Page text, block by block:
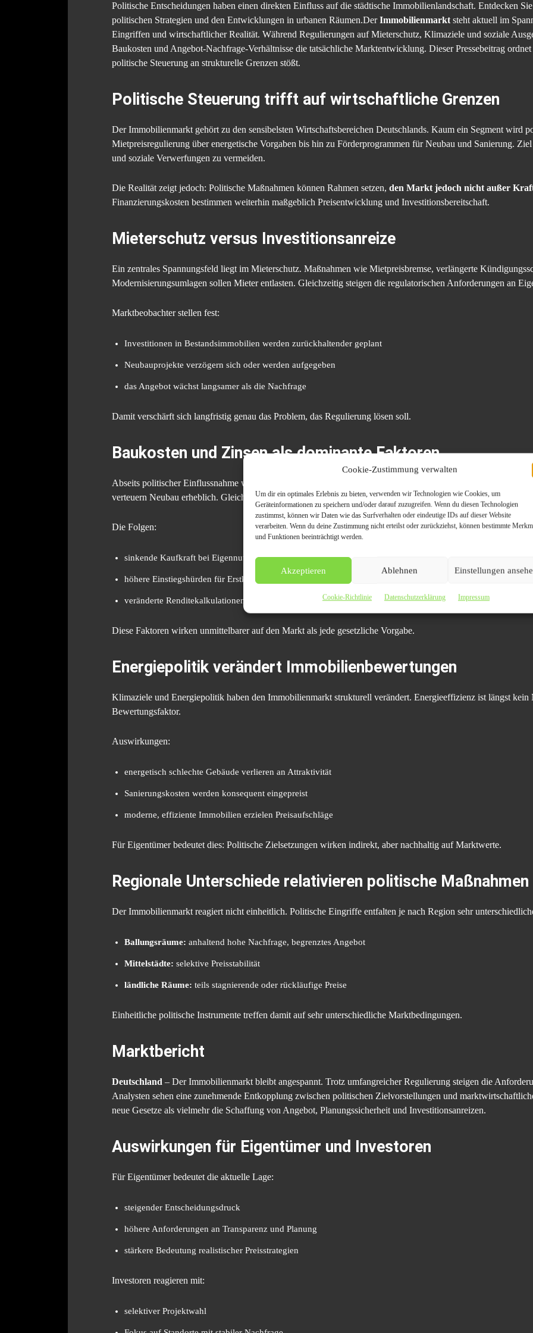
Cookie-Zustimmung verwalten
Um dir ein optimales Erlebnis zu bieten, verwenden wir Technologien wie Cookies, um
Geräteinformationen zu speichern und/oder darauf zuzugreifen. Wenn du diesen Technologien
zustimmst, können wir Daten wie das Surfverhalten oder eindeutige IDs auf dieser Website
verarbeiten. Wenn du deine Zustimmung nicht erteilst oder zurückziehst, können bestimmte
und Funktionen beeinträchtigt werden.
Akzeptieren Ablehnen Einstellungen
Cookie-Richtlinie Datenschutzerklärung Impressum
Politische Entscheidungen haben einen direkten Einfluss auf die städtische Immobilienlandschaft. Entdecken
politischen Strategien und den Entwicklungen in urbanen Räumen.DerImmobilienmarkt steht aktuell im
Eingriffen und wirtschaftlicher Realität. Während Regulierungen auf Mieterschutz, Klimaziele und soziale
Baukosten und Angebot-Nachfrage-Verhältnisse die tatsächliche Marktentwicklung. Dieser Pressebeitrag
politische Steuerung an strukturelle Grenzen stößt.
Politische Steuerung trifft auf wirtschaftliche Grenzen
Der Immobilienmarkt gehört zu den sensibelsten Wirtschaftsbereichen Deutschlands. Kaum ein Segment wird
Mietpreisregulierung über energetische Vorgaben bis hin zu Förderprogrammen für Neubau und Sanierung.
und soziale Verwerfungen zu vermeiden.
Die Realität zeigt jedoch: Politische Maßnahmen können Rahmen setzen, den Markt jedoch nicht außer
Finanzierungskosten bestimmen weiterhin maßgeblich Preisentwicklung und Investitionsbereitschaft.
Mieterschutz versus Investitionsanreize
Ein zentrales Spannungsfeld liegt im Mieterschutz. Maßnahmen wie Mietpreisbremse, verlängerte
Modernisierungsumlagen sollen Mieter entlasten. Gleichzeitig steigen die regulatorischen Anforderungen an
Marktbeobachter stellen fest:
Investitionen in Bestandsimmobilien werden zurückhaltender geplant
Neubauprojekte verzögern sich oder werden aufgegeben
das Angebot wächst langsamer als die Nachfrage
Damit verschärft sich langfristig genau das Problem, das Regulierung lösen soll.
Baukosten und Zinsen als dominante Faktoren
Abseits politischer Einflussnahme wirken wirtschaftliche Treiber mit voller Kraft. Steigende Baukosten, hohe
verteuern Neubau erheblich. Gleichzeitig haben gestiegene Zinsen die Finanzierungskosten deutlich erhöht.
Die Folgen:
sinkende Kaufkraft bei Eigennutzern
höhere Einstiegshürden für Erstkäufer
veränderte Renditekalkulationen bei Investoren
Diese Faktoren wirken unmittelbarer auf den Markt als jede gesetzliche Vorgabe.
Energiepolitik verändert Immobilienbewertungen
Klimaziele und Energiepolitik haben den Immobilienmarkt strukturell verändert. Energieeffizienz ist längst kein
Bewertungsfaktor.
Auswirkungen:
energetisch schlechte Gebäude verlieren an Attraktivität
Sanierungskosten werden konsequent eingepreist
moderne, effiziente Immobilien erzielen Preisaufschläge
Für Eigentümer bedeutet dies: Politische Zielsetzungen wirken indirekt, aber nachhaltig auf Marktwerte.
Regionale Unterschiede relativieren politische Maßnahmen
Der Immobilienmarkt reagiert nicht einheitlich. Politische Eingriffe entfalten je nach Region sehr
Ballungsräume: anhaltend hohe Nachfrage, begrenztes Angebot
Mittelstädte: selektive Preisstabilität
ländliche Räume: teils stagnierende oder rückläufige Preise
Einheitliche politische Instrumente treffen damit auf sehr unterschiedliche Marktbedingungen.
Marktbericht
Deutschland – Der Immobilienmarkt bleibt angespannt. Trotz umfangreicher Regulierung steigen die
Analysten sehen eine zunehmende Entkopplung zwischen politischen Zielvorstellungen und
neue Gesetze als vielmehr die Schaffung von Angebot, Planungssicherheit und Investitionsanreizen.
Auswirkungen für Eigentümer und Investoren
Für Eigentümer bedeutet die aktuelle Lage:
steigender Entscheidungsdruck
höhere Anforderungen an Transparenz und Planung
stärkere Bedeutung realistischer Preisstrategien
Investoren reagieren mit:
selektiver Projektwahl